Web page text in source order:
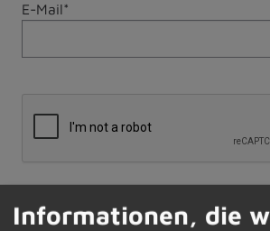
E-Mail*
Ich bin mit der Speicherung und
Informationen, die